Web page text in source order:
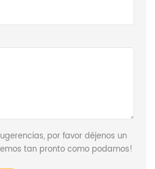
por favor déjenos un
tan pronto como podamos!